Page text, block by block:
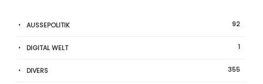
AUSSEPOLITIK 92
DIGITAL WELT 1
DIVERS 355